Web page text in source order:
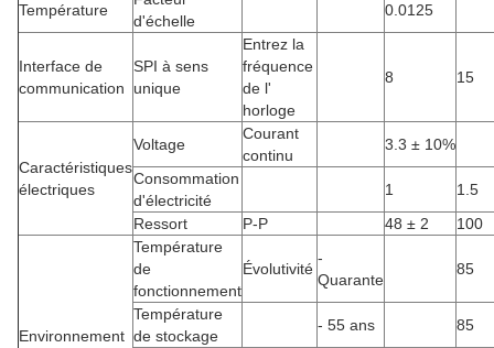
Température
d'échelle
0.0125
Interface de
communication
SPI à sens
unique
Entrez la
fréquence
de l'
horloge
8 15
Caractéristiques
électriques
Voltage
Courant
continu
3.3 ± 10%
Consommation
d'électricité
1
1.5
Ressort
P-P 48 ± 2 100
Environnement
Température
de
fonctionnement
Évolutivité
-
Quarante
85
Température
de stockage
- 55 ans 85